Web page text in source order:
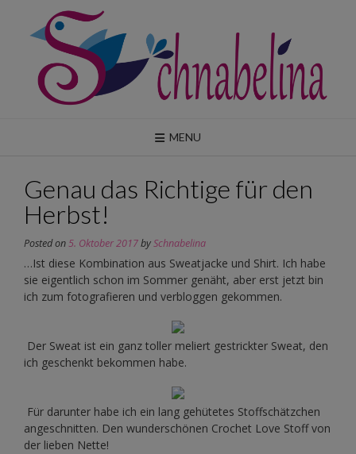
content
MENU
Genau das Richtige für den
Herbst!
Posted on5. Oktober 2017bySchnabelina
…Ist diese Kombination aus Sweatjacke und Shirt. Ich habe
sie eigentlich schon im Sommer genäht, aber erst jetzt bin
ich zum fotografieren und verbloggen gekommen.
Der Sweat ist ein ganz toller meliert gestrickter Sweat, den
ich geschenkt bekommen habe.
Für darunter habe ich ein lang gehütetes Stoffschätzchen
angeschnitten. Den wunderschönen Crochet Love Stoff von
der lieben Nette!